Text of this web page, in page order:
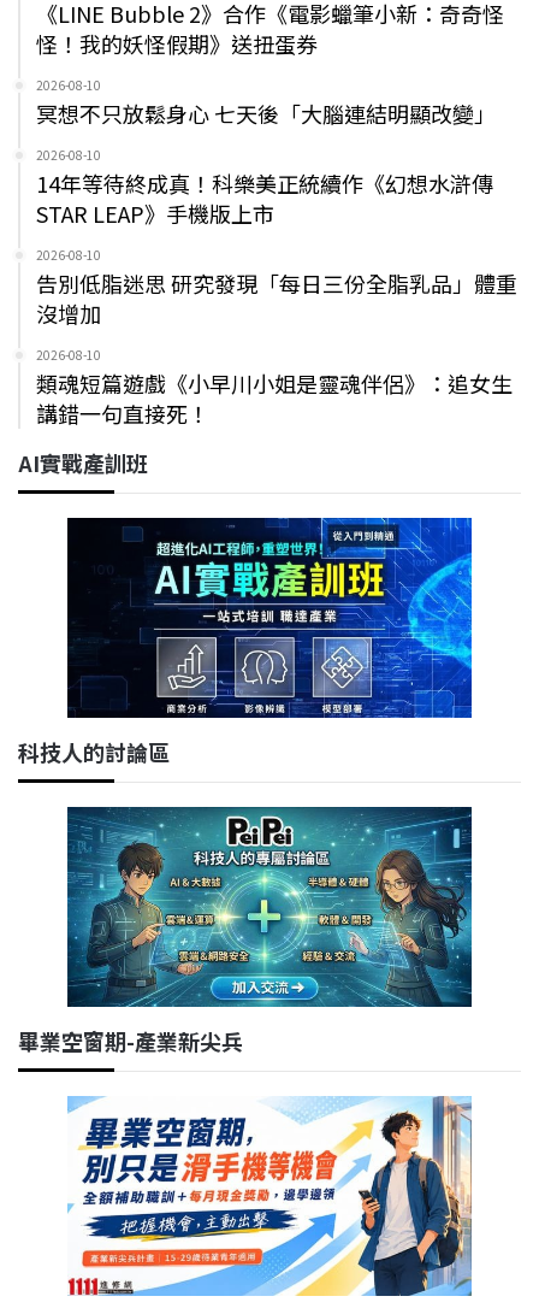
《LINE Bubble 2》合作《電影蠟筆小新：奇奇怪
怪！我的妖怪假期》送扭蛋券
2026-08-10
冥想不只放鬆身心 七天後「大腦連結明顯改變」
2026-08-10
14年等待終成真！科樂美正統續作《幻想水滸傳
STAR LEAP》手機版上市
2026-08-10
告別低脂迷思 研究發現「每日三份全脂乳品」體重
沒增加
2026-08-10
類魂短篇遊戲《小早川小姐是靈魂伴侶》：追女生
講錯一句直接死！
AI實戰產訓班
科技人的討論區
畢業空窗期-產業新尖兵